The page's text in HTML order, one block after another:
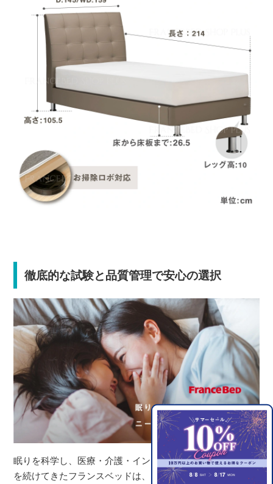
徹底的な試験と品質管理で安心の選択
眠りを科学し、医療・介護・インテリアの分野で研究開発
を続けてきたフランスベッドは、マットレス、ベッドフレ